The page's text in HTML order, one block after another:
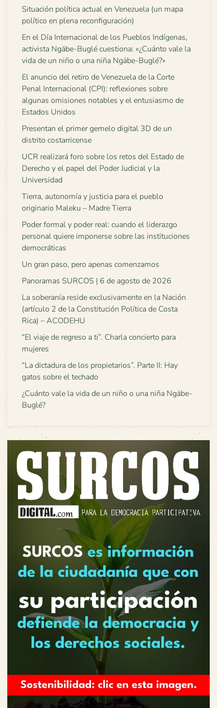
Situación política actual en Venezuela (un mapa
político en plena reconfiguración)
En el Día Internacional de los Pueblos Indígenas,
activista Ngäbe-Buglé cuestiona: «¿Cuánto vale la
vida de un niño o una niña Ngäbe-Buglé?»
El anuncio del retiro de Venezuela de la Corte
Penal Internacional (CPI): reflexiones sobre
algunas omisiones notables y el entusiasmo de
Estados Unidos
Presentan el primer gemelo digital 3D de un
distrito costarricense
UCR realizará foro sobre los retos del Estado de
Derecho y el papel del Poder Judicial y la
Universidad
Tierra, autonomía y justicia para el pueblo
originario Maleku – Madre Tierra
Poder formal y poder real: cuando el liderazgo
personal quiere imponerse sobre las instituciones
democráticas
Un gran paso, pero apenas comenzamos
Panoramas SURCOS | 6 de agosto de 2026
La soberanía reside exclusivamente en la Nación
(artículo 2 de la Constitución Política de Costa
Rica) – ACODEHU
“El viaje de regreso a ti”. Charla concierto para
mujeres
“La dictadura de los propietarios”. Parte II: Hay
gatos sobre el techado
¿Cuánto vale la vida de un niño o una niña Ngäbe-
Buglé?